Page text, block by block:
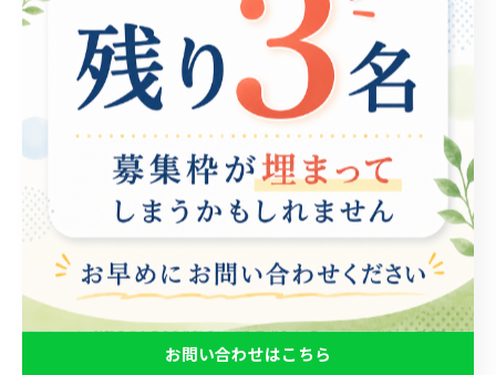
なり、働く喜びを再発見することができます。 また、地
域の企業にも明るい影響を与えることが期待されていま
す。多様な人材を受け入れることで、職場環境が豊かに
なり、イノベーションが生まれるきっかけともなりま
す。就労支援は単なる仕事の斡旋にとどまらず、社会全
体の活性化にも寄与します。 さらに、就労支援のプログ
ラムには、メンタルケアや生活支援も含まれており、ク
ライアントの総合的な生活の質を向上させることが目指
されています。具体的には、ストレス管理の技術を学ぶ
ことで、就労後も持続的に働き続けるための備えを整え
ることができます。 今後、ますます重要になる就労支援
お問い合わせはこちら